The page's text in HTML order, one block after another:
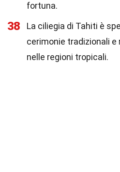
fortuna.
38
La ciliegia di Tahiti è
cerimonie tradizionali e
nelle regioni tropicali.